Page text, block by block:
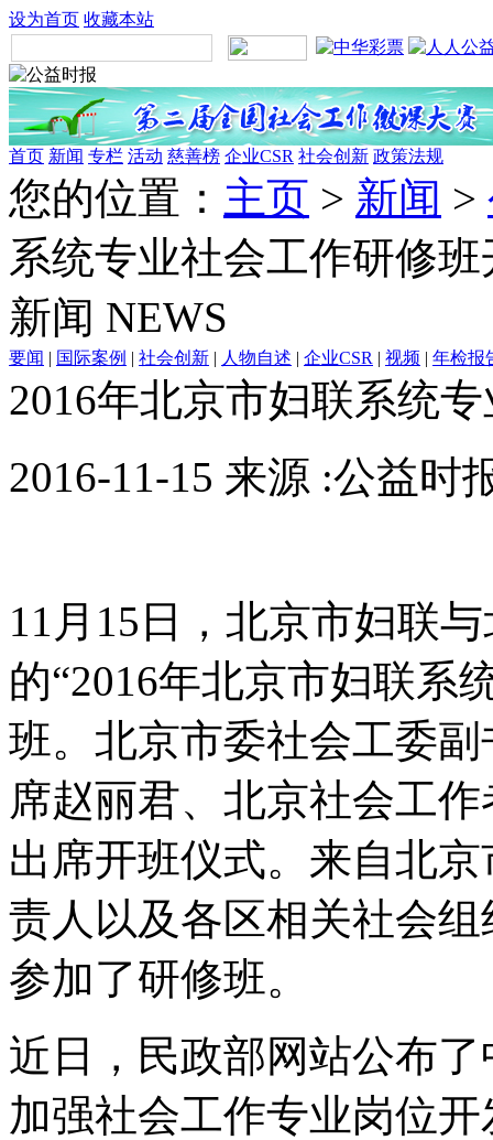
设为首页 收藏本站
首页 新闻 专栏 活动 慈善榜 企业CSR 社会创新 政策法规
您的位置： 主页 > 新闻 >
系统专业社会工作研修班
新闻 NEWS
要闻 | 国际案例 | 社会创新 | 人物自述 | 企业CSR | 视频 | 年检报
2016年北京市妇联系统
2016-11-15 来源 :公益时
11月15日，北京市妇联
的“2016年北京市妇联系
班。北京市委社会工委
席赵丽君、北京社会工
出席开班仪式。来自北
责人以及各区相关社会
参加了研修班。
近日，民政部网站公布
加强社会工作专业岗位